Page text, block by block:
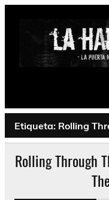
Saltar
Psychedelic,
Etiqueta: Rolling
Rolling Through